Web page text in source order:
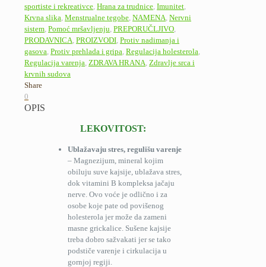
sportiste i rekreativce Hrana za trudnice Imunitet
Krvna slika Menstrualne tegobe NAMENA Nervni
sistem Pomoć mršavljenju PREPORUČLJIVO
PRODAVNICA PROIZVODI Protiv nadimanja i
gasova Protiv prehlada i gripa Regulacija holesterola
Regulacija varenja ZDRAVA HRANA Zdravlje srca i
krvnih sudova
Share
0
OPIS
LEKOVITOST:
Ublažavaju stres, regulišu varenje
– Magnezijum, mineral kojim
obiluju suve kajsije, ublažava stres,
dok vitamini B kompleksa jačaju
nerve. Ovo voće je odlično i za
osobe koje pate od povišenog
holesterola jer može da zameni
masne grickalice. Sušene kajsije
treba dobro sažvakati jer se tako
podstiče varenje i cirkulacija u
gornjoj regiji.